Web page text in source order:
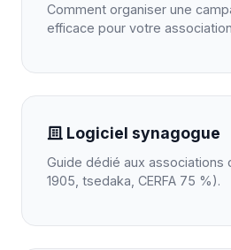
Comment organiser une
efficace pour votre
Logiciel synagogue
Guide dédié aux associations
1905, tsedaka, CERFA 75 %).